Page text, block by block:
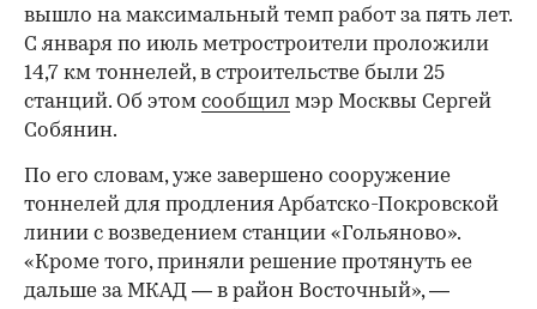
вышло на максимальный темп работ за пять лет.
С января по июль метростроители проложили
14,7 км тоннелей, в строительстве были 25
станций. Об этом сообщил мэр Москвы Сергей
Собянин.
По его словам, уже завершено сооружение
тоннелей для продления Арбатско-Покровской
линии с возведением станции «Гольяново».
«Кроме того, приняли решение протянуть ее
дальше за МКАД — в район Восточный», —